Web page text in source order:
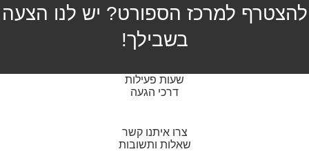
להצטרף למרכז הספורט? יש לנו הצעה
בשבילך!
שעות פעילות
דרכי הגעה
צרו איתנו קשר
שאלות ותשובות